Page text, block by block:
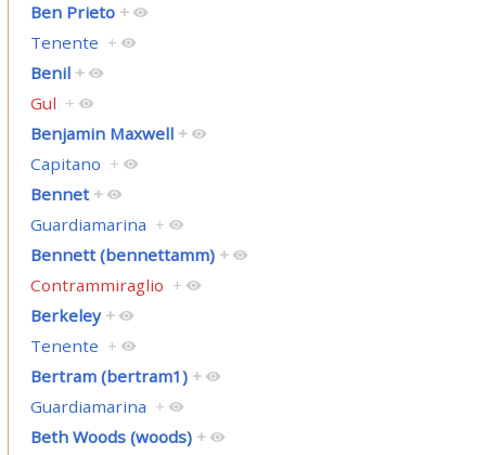
Ben Prieto +
Tenente +
Benil +
Gul +
Benjamin Maxwell +
Capitano +
Bennet +
Guardiamarina +
Bennett (bennettamm) +
Contrammiraglio +
Berkeley +
Tenente +
Bertram (bertram1) +
Guardiamarina +
Beth Woods (woods) +